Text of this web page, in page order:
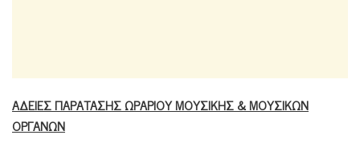
ΑΔΕΙΕΣ ΠΑΡΑΤΑΣΗΣ ΩΡΑΡΙΟΥ ΜΟΥΣΙΚΗΣ & ΜΟΥΣΙΚΩΝ
ΟΡΓΑΝΩΝ